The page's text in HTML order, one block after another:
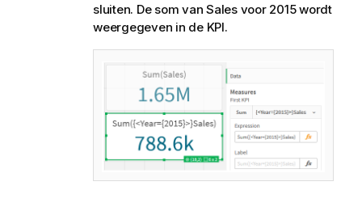
sluiten. De som van Salesvoor 2015 wordt
weergegeven in de KPI.